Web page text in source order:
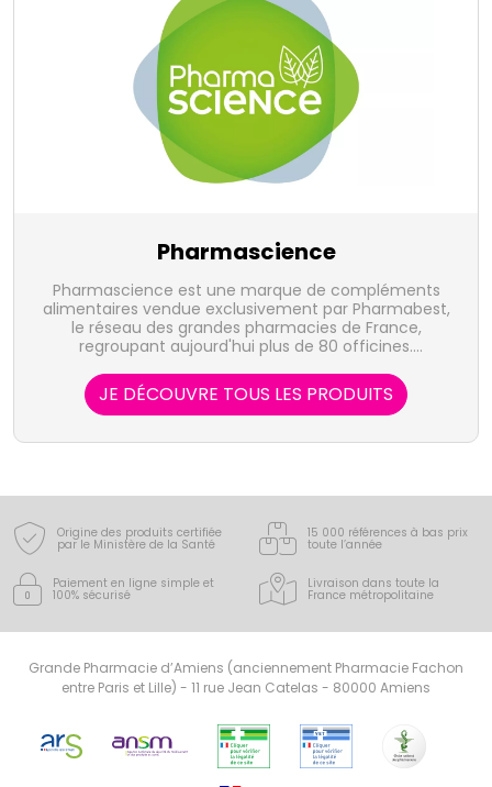
Pharmascience
Pharmascience est une marque de compléments
alimentaires vendue exclusivement par Pharmabest,
le réseau des grandes pharmacies de France,
regroupant aujourd'hui plus de 80 officines.
(minceur, tonus, articulation, circulation, digestion,
beauté, détente), Pharmascience a pour objectif de
compter parmi les leaders du marché.
JE DÉCOUVRE TOUS LES PRODUITS
Origine des produits certifiée
par le Ministère de la Santé
15 000 références à bas prix
toute l’année
Paiement en ligne simple et
100% sécurisé
Livraison dans toute la
France métropolitaine
Grande Pharmacie d’Amiens (anciennement Pharmacie Fachon
entre Paris et Lille) - 11 rue Jean Catelas - 80000 Amiens